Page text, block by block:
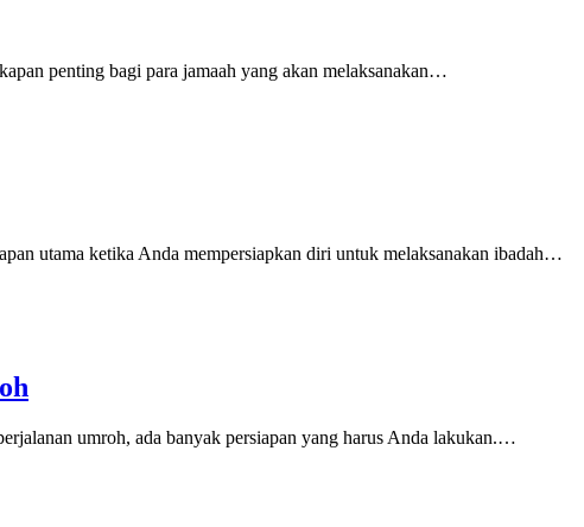
penting bagi para jamaah yang akan melaksanakan…
utama ketika Anda mempersiapkan diri untuk melaksanakan ibadah…
umroh, ada banyak persiapan yang harus Anda lakukan.…